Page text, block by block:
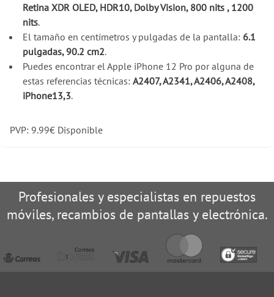
Retina XDR OLED, HDR10, Dolby Vision, 800 nits , 1200
nits.
El tamaño en centímetros y pulgadas de la pantalla: 6.1
pulgadas, 90.2 cm2.
Puedes encontrar el Apple iPhone 12 Pro por alguna de
estas referencias técnicas: A2407, A2341, A2406, A2408,
iPhone13,3.
PVP: 9.99€ Disponible
Profesionales y especialistas en repuestos
móviles, recambios de pantallas y electrónica.